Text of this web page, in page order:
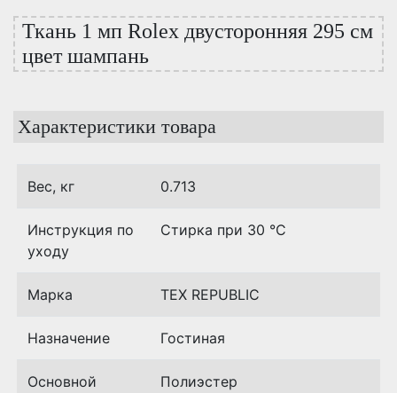
Ткань 1 мп Rolex двусторонняя 295 см
цвет шампань
Характеристики товара
Вес, кг 0.713
Инструкция по
уходу
Стирка при 30 °C
Марка TEX REPUBLIC
Назначение Гостиная
Основной
Полиэстер